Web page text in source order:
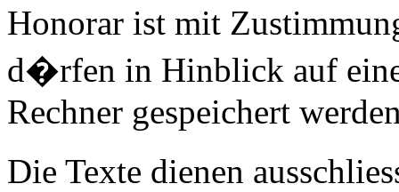
Honorar ist mit
d�rfen in Hinblick auf
Rechner gespeichert
Die Texte dienen